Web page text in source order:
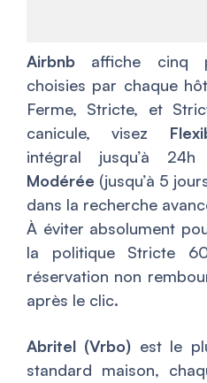
Airbnb affiche cinq
choisies par chaque
Ferme, Stricte, et
canicule, visez
intégral jusqu’à
Modérée (jusqu’à 5
dans la recherche
À éviter absolument
la politique Stricte
réservation non
après le clic.
Abritel (Vrbo) est le
standard maison,